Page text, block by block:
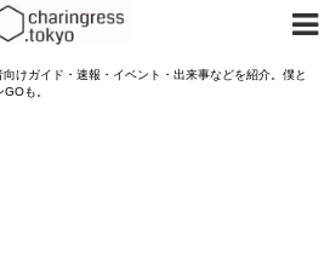
けガイド・速報・イベント・出来事などを紹介。僕と
も。